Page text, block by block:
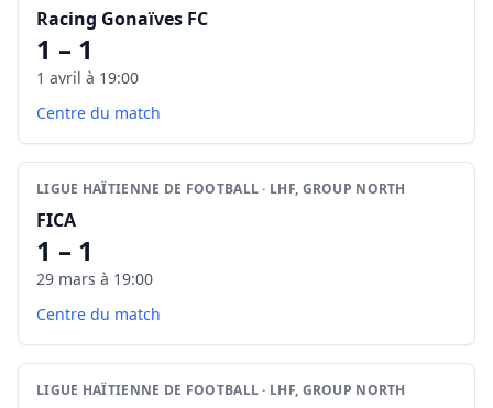
Racing Gonaïves FC
1 – 1
1 avril à 19:00
Centre du match
LIGUE HAÏTIENNE DE FOOTBALL · LHF, GROUP NORTH
FICA
1 – 1
29 mars à 19:00
Centre du match
LIGUE HAÏTIENNE DE FOOTBALL · LHF, GROUP NORTH